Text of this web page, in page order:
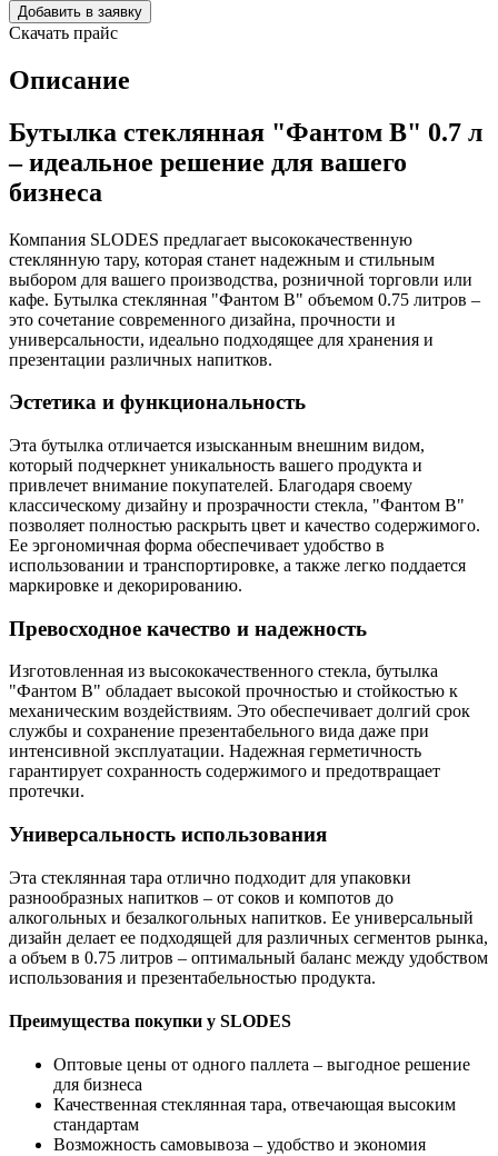
Добавить в заявку
Скачать прайс
Описание
Бутылка стеклянная "Фантом В" 0.7 л
– идеальное решение для вашего
бизнеса
Компания SLODES предлагает высококачественную
стеклянную тару, которая станет надежным и стильным
выбором для вашего производства, розничной торговли или
кафе. Бутылка стеклянная "Фантом В" объемом 0.75 литров –
это сочетание современного дизайна, прочности и
универсальности, идеально подходящее для хранения и
презентации различных напитков.
Эстетика и функциональность
Эта бутылка отличается изысканным внешним видом,
который подчеркнет уникальность вашего продукта и
привлечет внимание покупателей. Благодаря своему
классическому дизайну и прозрачности стекла, "Фантом В"
позволяет полностью раскрыть цвет и качество содержимого.
Ее эргономичная форма обеспечивает удобство в
использовании и транспортировке, а также легко поддается
маркировке и декорированию.
Превосходное качество и надежность
Изготовленная из высококачественного стекла, бутылка
"Фантом В" обладает высокой прочностью и стойкостью к
механическим воздействиям. Это обеспечивает долгий срок
службы и сохранение презентабельного вида даже при
интенсивной эксплуатации. Надежная герметичность
гарантирует сохранность содержимого и предотвращает
протечки.
Универсальность использования
Эта стеклянная тара отлично подходит для упаковки
разнообразных напитков – от соков и компотов до
алкогольных и безалкогольных напитков. Ее универсальный
дизайн делает ее подходящей для различных сегментов рынка,
а объем в 0.75 литров – оптимальный баланс между удобством
использования и презентабельностью продукта.
Преимущества покупки у SLODES
Оптовые цены от одного паллета – выгодное решение
для бизнеса
Качественная стеклянная тара, отвечающая высоким
стандартам
Возможность самовывоза – удобство и экономия